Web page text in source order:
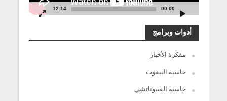
00:00
12:14
أدوات وبرامج
مفكرة الأخبار
حاسبة البيفوت
حاسبة الفيبوناتشي